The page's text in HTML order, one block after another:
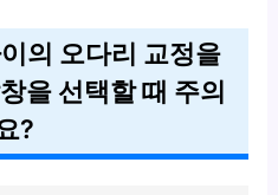
의 오다리 교정을
을 선택할 때 주의
?